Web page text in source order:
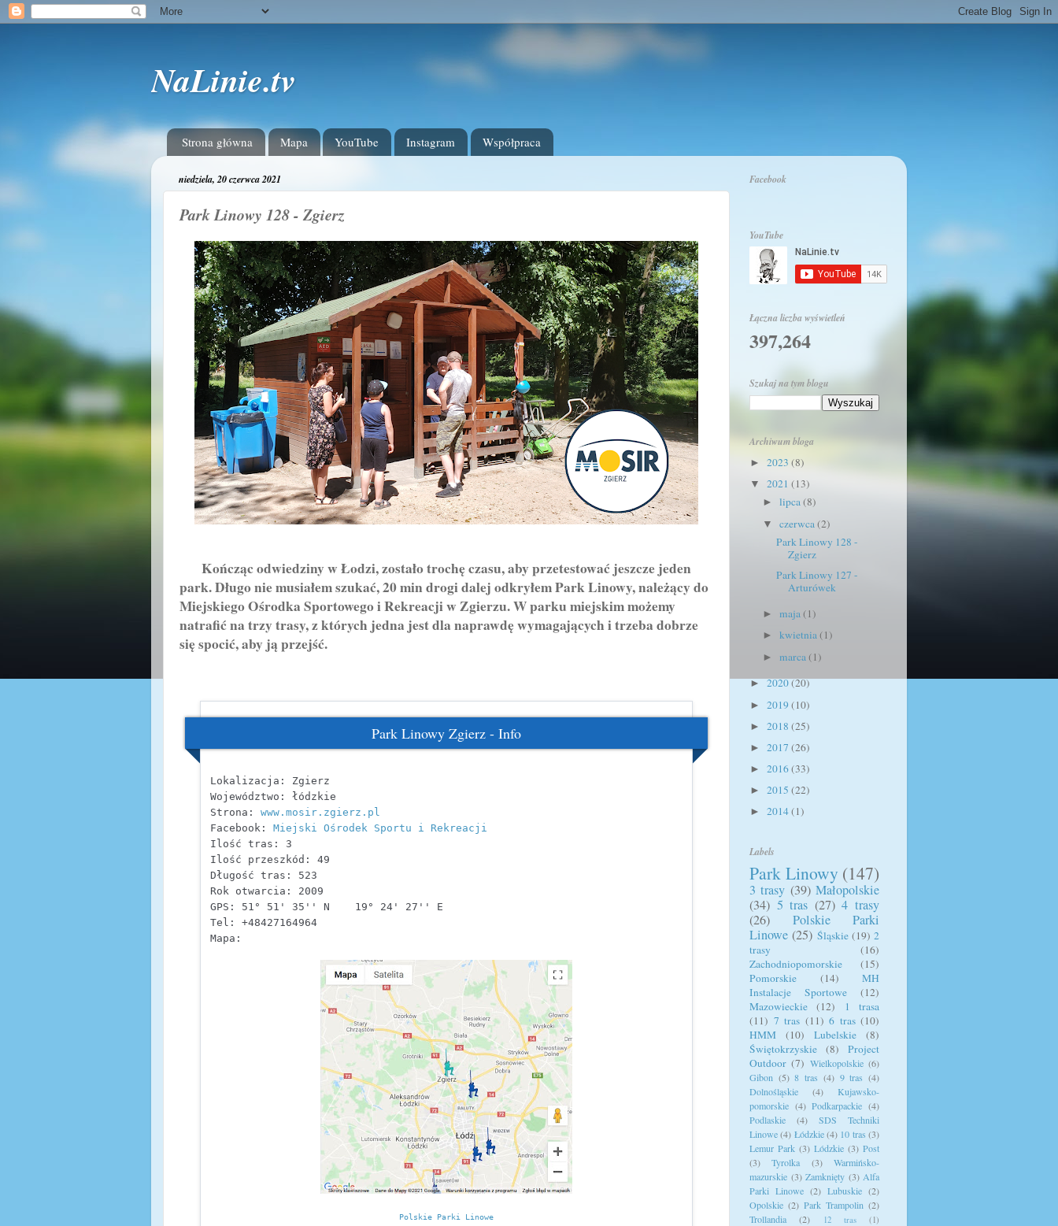
NaLinie.tv
Strona główna Mapa YouTube Instagram Współpraca
niedziela, 20 czerwca 2021
Park Linowy 128 - Zgierz
Kończąc odwiedziny w Łodzi, zostało trochę czasu, aby przetestować jeszcze jeden
park. Długo nie musiałem szukać, 20 min drogi dalej odkryłem Park Linowy, należący do
Miejskiego Ośrodka Sportowego i Rekreacji w Zgierzu. W parku miejskim możemy
natrafić na trzy trasy, z których jedna jest dla naprawdę wymagających i trzeba dobrze
się spocić, aby ją przejść.
Park Linowy Zgierz - Info
Lokalizacja: Zgierz
Województwo: łódzkie
Strona: www.mosir.zgierz.pl
Facebook: Miejski Ośrodek Sportu i Rekreacji
Ilość tras: 3
Ilość przeszkód: 49
Długość tras: 523
Rok otwarcia: 2009
GPS: 51° 51' 35'' N    19° 24' 27'' E
Tel: +48427164964
Mapa:
Polskie Parki Linowe
Facebook
YouTube
Łączna liczba wyświetleń
397,264
Szukaj na tym blogu
Archiwum bloga
► 2023 (8)
▼ 2021 (13)
►lipca(8)
▼czerwca(2)
Park Linowy 128 -
Zgierz
Park Linowy 127 -
Arturówek
►maja(1)
►kwietnia(1)
►marca(1)
► 2020(20)
► 2019 (10)
► 2018 (25)
► 2017 (26)
► 2016(33)
► 2015 (22)
► 2014(1)
Labels
Park Linowy (147)
3 trasy (39) Małopolskie
(34) 5 tras (27) 4 trasy
(26)
Polskie Parki
Linowe (25) Śląskie (19) 2
trasy
(16)
Zachodniopomorskie
(15)
Pomorskie
(14)
MH
Instalacje Sportowe
(12)
Mazowieckie
(12)
1 trasa
(11) 7 tras (11) 6 tras (10)
HMM
(10) Lubelskie
(8)
Świętokrzyskie
(8)
Project
Outdoor (7) Wielkopolskie (6)
Gibon (5) 8 tras (4) 9 tras (4)
Dolnośląskie
(4)
Kujawsko-
pomorskie (4) Podkarpackie (4)
Podlaskie
(4)
SDS Techniki
Linowe (4) Łódzkie (4) 10 tras (3)
Lemur Park (3) Lódzkie (3) Post
(3)
Tyrolka (3)
Warmińsko-
mazurskie (3) Zamknięty (3) Alfa
Parki Linowe (2) Lubuskie (2)
Opolskie (2) Park Trampolin (2)
Trollandia
(2) 12 tras
(1)